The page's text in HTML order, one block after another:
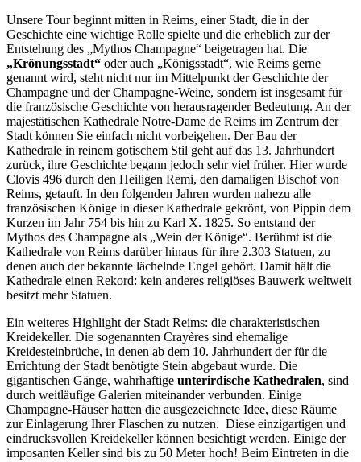
Unsere Tour beginnt mitten in Reims, einer Stadt, die in der
Geschichte eine wichtige Rolle spielte und die erheblich zur der
Entstehung des „Mythos Champagne“ beigetragen hat. Die
„Krönungsstadt“ oder auch „Königsstadt“, wie Reims gerne
genannt wird, steht nicht nur im Mittelpunkt der Geschichte der
Champagne und der Champagne-Weine, sondern ist insgesamt für
die französische Geschichte von herausragender Bedeutung. An der
majestätischen Kathedrale Notre-Dame de Reims im Zentrum der
Stadt können Sie einfach nicht vorbeigehen. Der Bau der
Kathedrale in reinem gotischem Stil geht auf das 13. Jahrhundert
zurück, ihre Geschichte begann jedoch sehr viel früher. Hier wurde
Clovis 496 durch den Heiligen Remi, den damaligen Bischof von
Reims, getauft. In den folgenden Jahren wurden nahezu alle
französischen Könige in dieser Kathedrale gekrönt, von Pippin dem
Kurzen im Jahr 754 bis hin zu Karl X. 1825. So entstand der
Mythos des Champagne als „Wein der Könige“. Berühmt ist die
Kathedrale von Reims darüber hinaus für ihre 2.303 Statuen, zu
denen auch der bekannte lächelnde Engel gehört. Damit hält die
Kathedrale einen Rekord: kein anderes religiöses Bauwerk weltweit
besitzt mehr Statuen.
Ein weiteres Highlight der Stadt Reims: die charakteristischen
Kreidekeller. Die sogenannten Crayères sind ehemalige
Kreidesteinbrüche, in denen ab dem 10. Jahrhundert der für die
Errichtung der Stadt benötigte Stein abgebaut wurde. Die
gigantischen Gänge, wahrhaftige unterirdische Kathedralen, sind
durch weitläufige Galerien miteinander verbunden. Einige
Champagne-Häuser hatten die ausgezeichnete Idee, diese Räume
zur Einlagerung Ihrer Flaschen zu nutzen. Diese einzigartigen und
eindrucksvollen Kreidekeller können besichtigt werden. Einige der
imposanten Keller sind bis zu 50 Meter hoch! Beim Eintreten in die